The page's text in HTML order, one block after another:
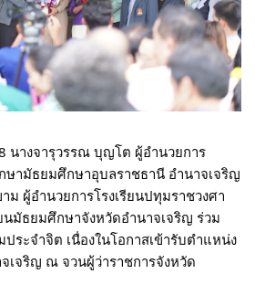
นางจารุวรรณ บุญโต ผู้อำนวยการ
ษามัธยมศึกษาอุบลราชธานี อำนาจเจริญ
ม ผู้อำนวยการโรงเรียนปทุมราชวงศา
มัธยมศึกษาจังหวัดอำนาจเจริญ ร่วม
ระจำจิต เนื่องในโอกาสเข้ารับตำแหน่ง
เจริญ ณ จวนผู้ว่าราชการจังหวัด